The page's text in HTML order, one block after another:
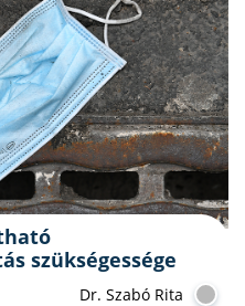
szükségessége
Dr. Szabó Rita